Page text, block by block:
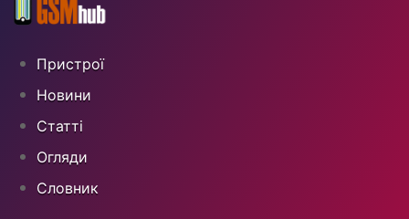
Пристрої
Новини
Статті
Огляди
Cловник